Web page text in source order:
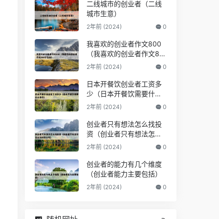
二线城市的创业者（二线
城市生意）
2年前 (2024) 0
我喜欢的创业者作文800
（我喜欢的创业者作文80
0字左右）
2年前 (2024) 0
日本开餐饮创业者工资多
少（日本开餐饮需要什么
条件）
2年前 (2024) 0
创业者只有想法怎么找投
资（创业者只有想法怎么
找投资公司）
2年前 (2024) 0
创业者的能力有几个维度
（创业者能力主要包括）
2年前 (2024) 0